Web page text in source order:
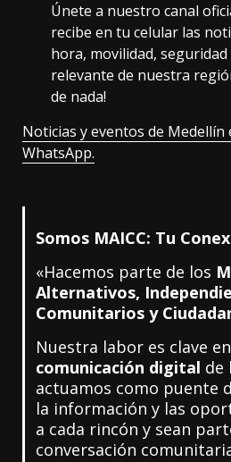
Únete a nuestro canal
recibe en tu celular las
hora, movilidad, seguridad
relevante de nuestra
de nada!
Noticias y eventos de
WhatsApp.
Somos MAICC: Tu
«Hacemos parte de los
Alternativos,
Comunitarios y
Nuestra labor es clave
comunicación digital de
actuamos como puente
la información y las
a cada rincón y sean
conversación